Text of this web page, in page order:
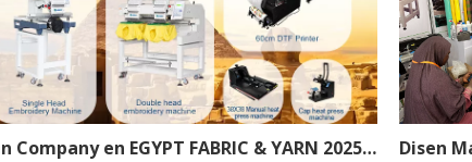
Disen Company en EGYPT FABRIC & YARN 2025: traerá equipos textiles avanzados a El Cairo